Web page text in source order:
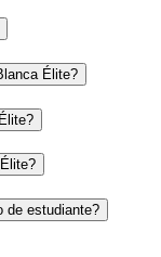
Élite?
de estudiante?